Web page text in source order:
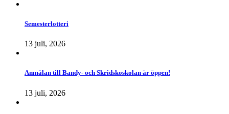
Semesterlotteri
13 juli, 2026
Anmälan till Bandy- och Skridskoskolan är öppen!
13 juli, 2026